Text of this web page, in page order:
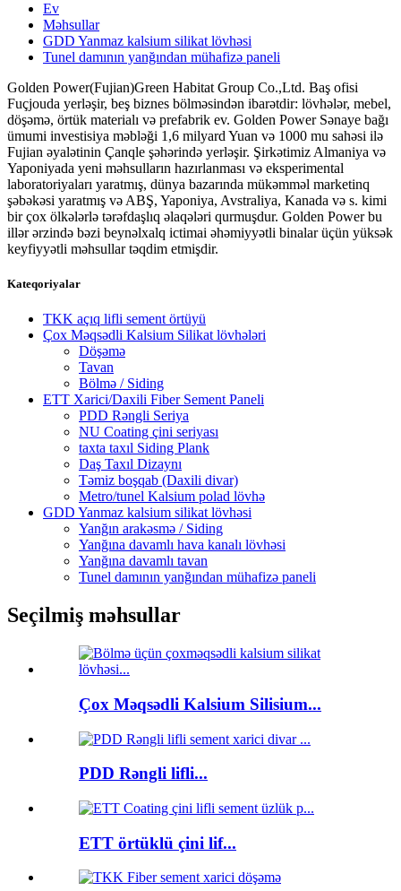
Ev
Məhsullar
GDD Yanmaz kalsium silikat lövhəsi
Tunel damının yanğından mühafizə paneli
Golden Power(Fujian)Green Habitat Group Co.,Ltd. Baş ofisi
Fuçjouda yerləşir, beş biznes bölməsindən ibarətdir: lövhələr, mebel,
döşəmə, örtük materialı və prefabrik ev. Golden Power Sənaye bağı
ümumi investisiya məbləği 1,6 milyard Yuan və 1000 mu sahəsi ilə
Fujian əyalətinin Çanqle şəhərində yerləşir. Şirkətimiz Almaniya və
Yaponiyada yeni məhsulların hazırlanması və eksperimental
laboratoriyaları yaratmış, dünya bazarında mükəmməl marketinq
şəbəkəsi yaratmış və ABŞ, Yaponiya, Avstraliya, Kanada və s. kimi
bir çox ölkələrlə tərəfdaşlıq əlaqələri qurmuşdur. Golden Power bu
illər ərzində bəzi beynəlxalq ictimai əhəmiyyətli binalar üçün yüksək
keyfiyyətli məhsullar təqdim etmişdir.
Kateqoriyalar
TKK açıq lifli sement örtüyü
Çox Məqsədli Kalsium Silikat lövhələri
Döşəmə
Tavan
Bölmə / Siding
ETT Xarici/Daxili Fiber Sement Paneli
PDD Rəngli Seriya
NU Coating çini seriyası
taxta taxıl Siding Plank
Daş Taxıl Dizaynı
Təmiz boşqab (Daxili divar)
Metro/tunel Kalsium polad lövhə
GDD Yanmaz kalsium silikat lövhəsi
Yanğın arakəsmə / Siding
Yanğına davamlı hava kanalı lövhəsi
Yanğına davamlı tavan
Tunel damının yanğından mühafizə paneli
Seçilmiş məhsullar
Çox Məqsədli Kalsium Silisium...
PDD Rəngli lifli...
ETT örtüklü çini lif...